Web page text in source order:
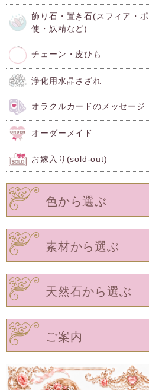
飾り石・置き石(スフィア・
使・妖精など)
チェーン・皮ひも
浄化用水晶さざれ
オラクルカードのメッセージ
オーダーメイド
お嫁入り(sold-out)
色から選ぶ
素材から選ぶ
天然石から選ぶ
ご案内